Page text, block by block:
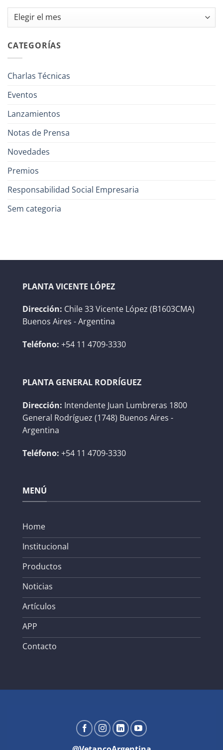
Archivos
CATEGORÍAS
Charlas Técnicas
Eventos
Lanzamientos
Notas de Prensa
Novedades
Premios
Responsabilidad Social Empresaria
Sem categoria
PLANTA VICENTE LÓPEZ
Dirección: Chile 33 Vicente López (B1603CMA)
Buenos Aires - Argentina
Teléfono: +54 11 4709-3330
PLANTA GENERAL RODRÍGUEZ
Dirección: Intendente Juan Lumbreras 1800
General Rodríguez (1748) Buenos Aires -
Argentina
Teléfono: +54 11 4709-3330
MENÚ
Home
Institucional
Productos
Noticias
Artículos
APP
Contacto